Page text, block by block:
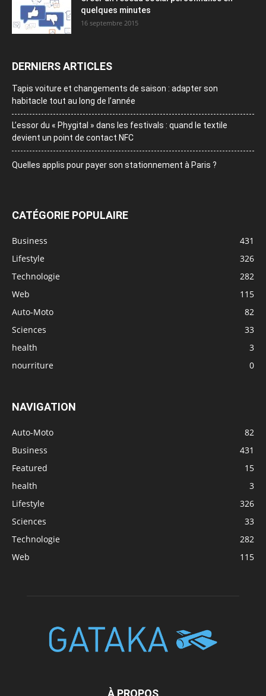
quelques minutes
16 septembre 2015
DERNIERS ARTICLES
Tapis voiture et changements de saison : adapter son
habitacle tout au long de l’année
L’essor du « Phygital » dans les festivals : quand le textile
devient un point de contact NFC
Quelles applis pour payer son stationnement à Paris ?
CATÉGORIE POPULAIRE
Business
431
Lifestyle
326
Technologie
282
Web
115
Auto-Moto
82
Sciences
33
health
3
nourriture
0
NAVIGATION
Auto-Moto
82
Business
431
Featured
15
health
3
Lifestyle
326
Sciences
33
Technologie
282
Web
115
À PROPOS